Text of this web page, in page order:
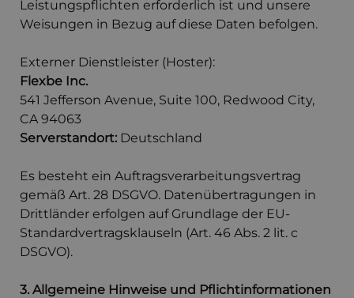
Leistungspflichten erforderlich ist und unsere
Weisungen in Bezug auf diese Daten befolgen.
Externer Dienstleister (Hoster):
Flexbe Inc.
541 Jefferson Avenue, Suite 100, Redwood City,
CA 94063
Serverstandort: Deutschland
Es besteht ein Auftragsverarbeitungsvertrag
gemäß Art. 28 DSGVO. Datenübertragungen in
Drittländer erfolgen auf Grundlage der EU-
Standardvertragsklauseln (Art. 46 Abs. 2 lit. c
DSGVO).
3. Allgemeine Hinweise und Pflicht­informationen